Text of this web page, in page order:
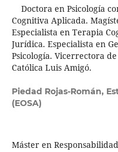
Doctora en Psicología
Cognitiva Aplicada.
Especialista en Terapia
Jurídica. Especialista en
Psicología. Vicerrectora
Católica Luis Amigó.
Piedad Rojas-Román,
(EOSA)
Máster en